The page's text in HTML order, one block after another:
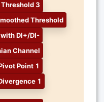
Threshold 3
Threshold
with DI+/DI-
Channel
Point 1
1